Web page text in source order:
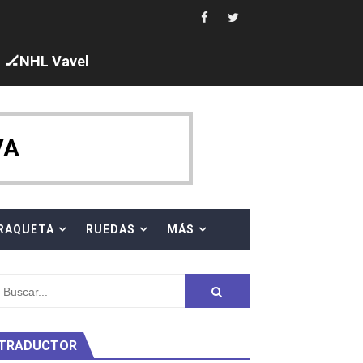
en plataforma. 5 orazos para Chiara Pellacani,
al equipo neutral ruso, llevándose 8 medallas, seis para
🏒NHL Vavel
RAQUETA RUEDAS MÁS